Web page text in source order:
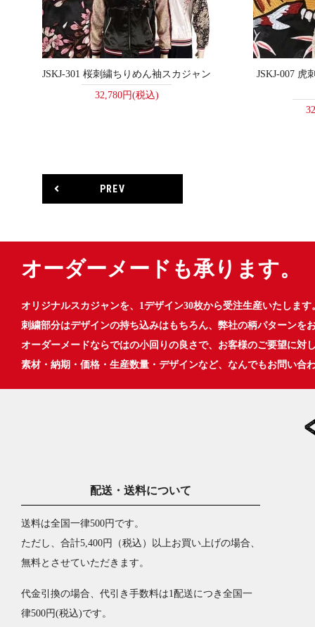
JSKJ-301 桜刺繍ちりめん袖スカジャン
32,780円(税込)
JSKJ-007 虎
PREV
オーダーメードも承ります。
オリジナルスカジャンを、1デザイン30枚から受注生産いたします
刺繍部分はデザインの持ち込みはもちろん、弊社の柄パターンを
オーダーメードならではの小回りの良さで、お客様のご要望に対
素材・納期・価格・生産数量・デザインなど、なんでもお問い合
配送・送料について
送料は全国一律500円です。
ただし、合計5,400円（税込）以上お買い上げの場合、
無料とさせていただきます。
代金引換の場合、代引き手数料は1配送につき全国一
律500円(税込)です。